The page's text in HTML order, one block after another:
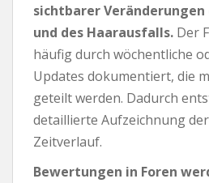
sichtbarer
und des Haarausfalls. Der
häufig durch wöchentliche
Updates dokumentiert, die
geteilt werden. Dadurch
detaillierte Aufzeichnung
Zeitverlauf.
Bewertungen in Foren